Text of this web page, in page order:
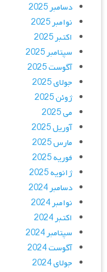
دسامبر 2025
نوامبر 2025
اکتبر 2025
سپتامبر 2025
آگوست 2025
جولای 2025
ژوئن 2025
می 2025
آوریل 2025
مارس 2025
فوریه 2025
ژانویه 2025
دسامبر 2024
نوامبر 2024
اکتبر 2024
سپتامبر 2024
آگوست 2024
جولای 2024